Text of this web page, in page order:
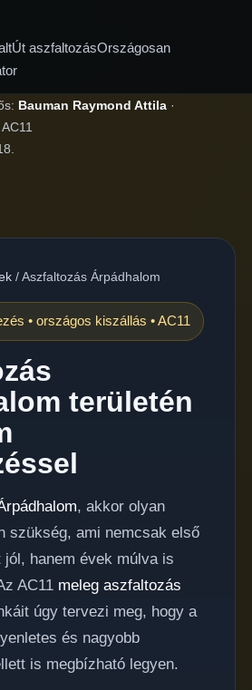
Út aszfaltozásOrszágosan
Bauman Raymond Attila·
/Aszfaltozás Árpádhalom
• országos kiszállás • AC11
területén
, akkor olyan
szükség, ami nemcsak első
jól, hanem évek múlva is
AC11 meleg aszfaltozás
úgy tervezi meg, hogy a
és nagyobb
is megbízható legyen.